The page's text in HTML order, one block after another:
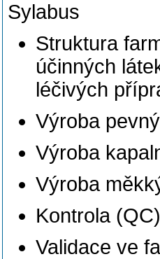
Sylabus
Struktura
účinných
léčivých
Výroba
Výroba
Výroba
Kontrola
Validace ve